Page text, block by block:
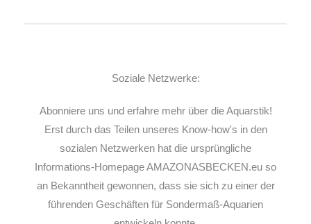
Soziale Netzwerke:
Abonniere uns und erfahre mehr über die Aquarstik!
Erst durch das Teilen unseres Know-how's in den
sozialen Netzwerken hat die ursprüngliche
Informations-Homepage AMAZONASBECKEN.eu so
an Bekanntheit gewonnen, dass sie sich zu einer der
führenden Geschäften für Sondermaß-Aquarien